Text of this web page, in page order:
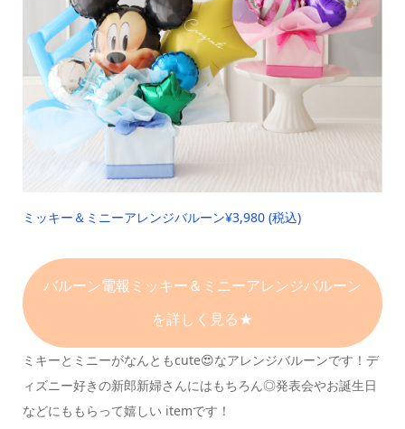
ミッキー＆ミニーアレンジバルーン¥3,980 (税込)
バルーン電報 ミッキー＆ミニーアレンジバルーン
を詳しく見る★
ミキーとミニーがなんともcute😍なアレンジバルーンです！ デ
ィズニー好きの新郎新婦さんにはもちろん◎発表会やお誕生日
などにももらって嬉しい itemです！